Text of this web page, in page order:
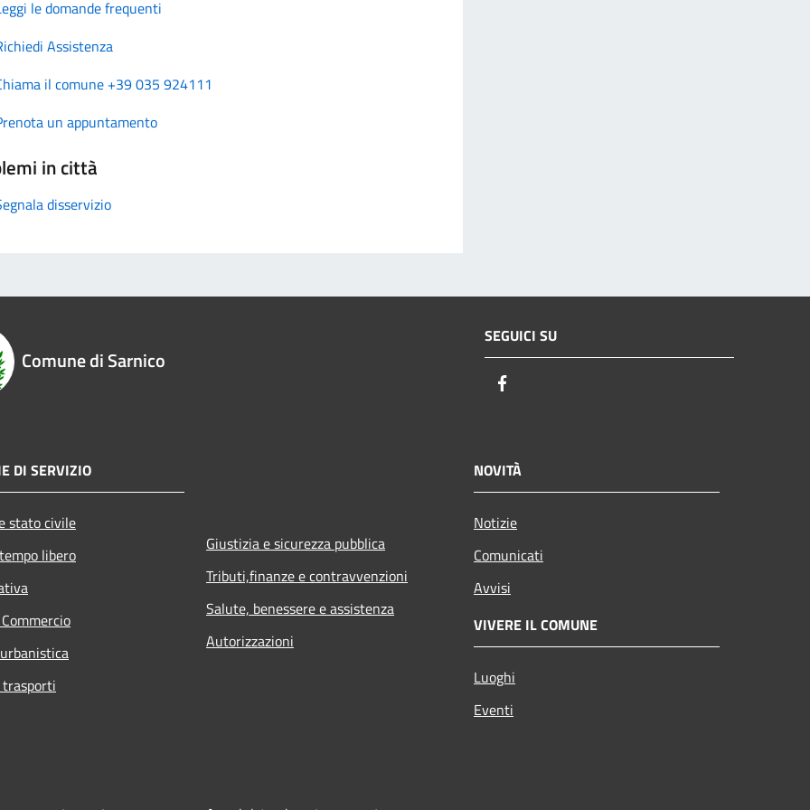
le domande frequenti
Assistenza
il comune +39 035 924111
un appuntamento
in città
disservizio
Comune di Sarnico
SEGUICI SU
DI SERVIZIO
stato civile
libero
Giustizia e sicurezza pubblica
Tributi,finanze e contravvenzioni
Salute, benessere e assistenza
Autorizzazioni
NOVITÀ
Notizie
Comunicati
Avvisi
VIVERE IL COMUNE
Luoghi
Eventi